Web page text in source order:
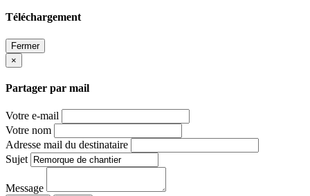
Téléchargement
Fermer
×
Partager par mail
Votre e-mail
Votre nom
Adresse mail du destinataire
Sujet
Message